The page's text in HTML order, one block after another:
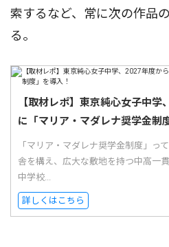
索するなど、常に次の作品
る。
【取材レポ】東京純心女子中
に「マリア・マダレナ奨学金制
「マリア・マダレナ奨学金制度」っ
舎を構え、広大な敷地を持つ中高一
中学校...
詳しくはこちら